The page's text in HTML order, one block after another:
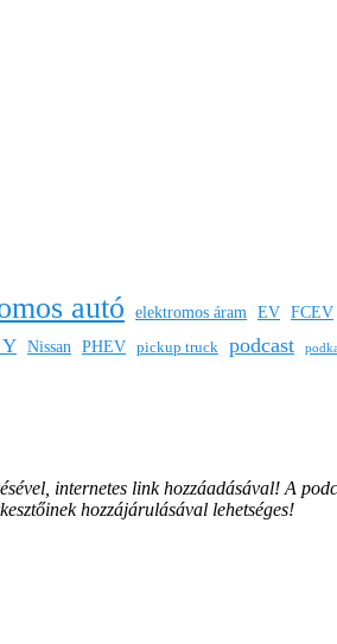
autó elektromos áram EV FCEV
Nissan PHEV pickup truck podcast
internetes link hozzáadásával! A
hozzájárulásával lehetséges!